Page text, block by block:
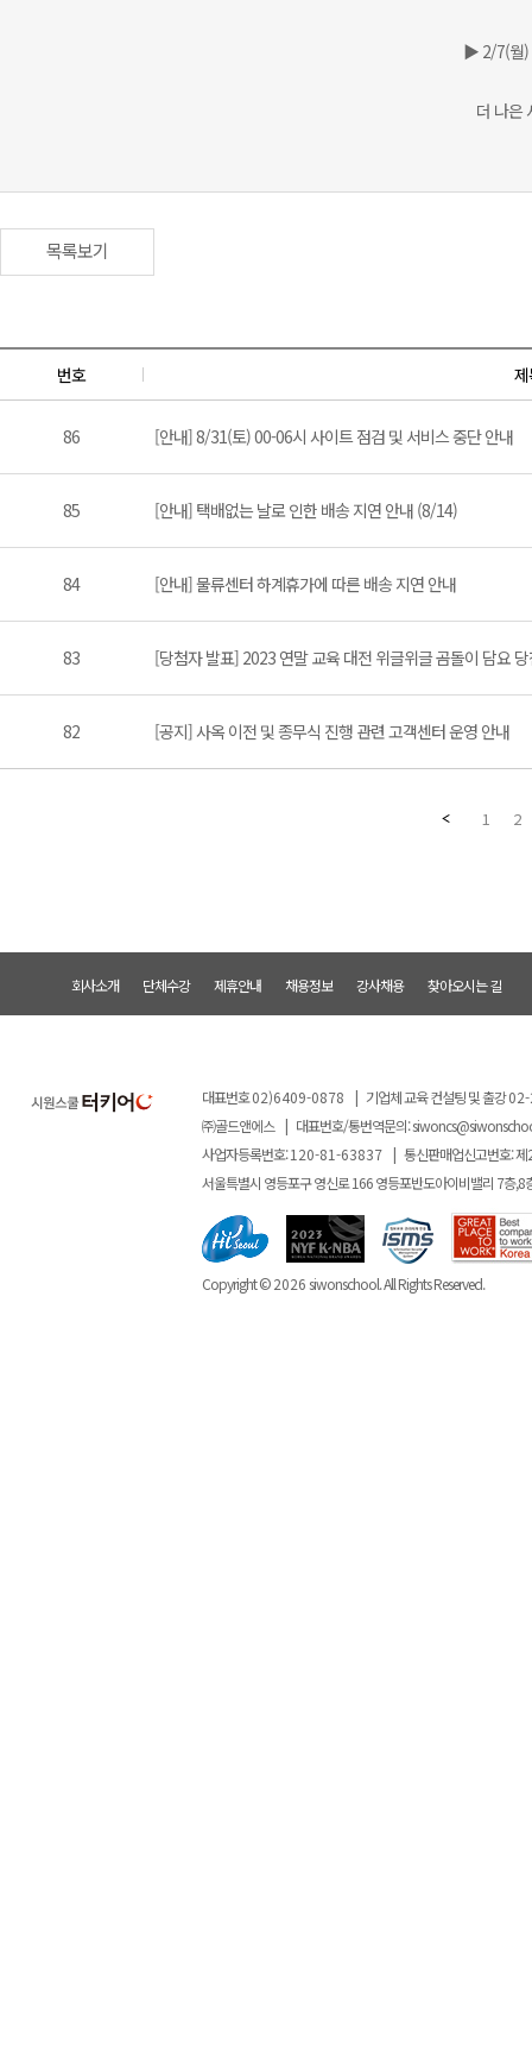
▶ 2/7(월)
더 나은
목록보기
번호
86 [안내] 8/31(토) 00-06시 사이트 점검 및 서비스 중단 안내
85 [안내] 택배없는 날로 인한 배송 지연 안내 (8/14)
84 [안내] 물류센터 하계휴가에 따른 배송 지연 안내
83 [당첨자 발표] 2023 연말 교육 대전 위글위글 곰돌이 담요
82 [공지] 사옥 이전 및 종무식 진행 관련 고객센터 운영 안내
1 2
회사소개 단체수강 제휴안내 채용정보 강사채용 찾아오시는 길
대표번호02)6409-0878 | 기업체 교육 컨설팅 및 출강
㈜골드앤에스 | 대표번호/통번역문의:
사업자등록번호:120-81-63837 | 통신판매업신고번호: 제
서울특별시 영등포구 영신로 166 영등포반도아이비밸리 7층,8
Copyright ©2026siwonschool. All Rights Reserved.